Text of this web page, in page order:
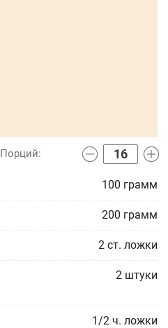
100 грамм
200 грамм
2 ст. ложки
2 штуки
1/2 ч. ложки